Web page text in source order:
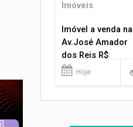
Imóveis
Imóvel a venda na
Av.José Amador
dos Reis R$
1.400.000
Hoje